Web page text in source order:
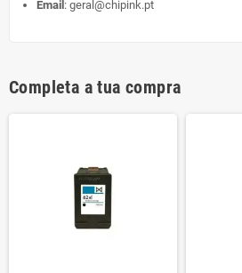
Email : geral@chipink.pt
Completa a tua compra